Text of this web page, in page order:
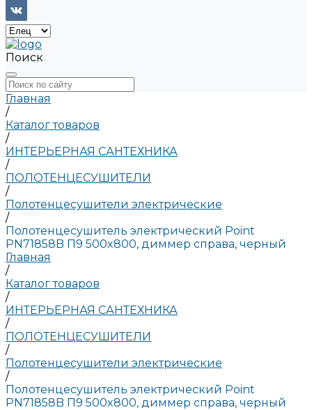
Поиск
Главная
/
Каталог товаров
/
ИНТЕРЬЕРНАЯ САНТЕХНИКА
/
ПОЛОТЕНЦЕСУШИТЕЛИ
/
Полотенцесушители электрические
/
Полотенцесушитель электрический Point
PN71858B П9 500x800, диммер справа, черный
Главная
/
Каталог товаров
/
ИНТЕРЬЕРНАЯ САНТЕХНИКА
/
ПОЛОТЕНЦЕСУШИТЕЛИ
/
Полотенцесушители электрические
/
Полотенцесушитель электрический Point
PN71858B П9 500x800, диммер справа, черный